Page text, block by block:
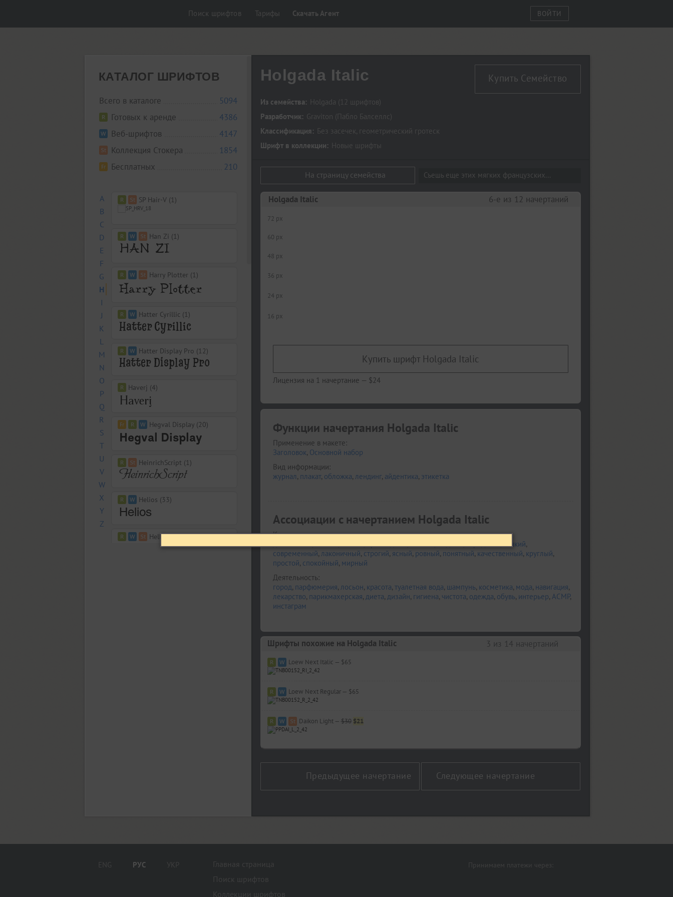
Поиск шрифтов Тарифы Скачать Агент ВОЙТИ
КАТАЛОГ ШРИФТОВ
Всего в каталоге
5094
Готовых к аренде
4386
Веб-шрифтов
4147
Коллекция Стокера
1854
Бесплатных
210
A
B
C
D
E
F
G
H
I
J
K
L
M
N
O
P
Q
R
S
T
U
V
W
X
Y
Z
SP Hair-V (1)
Han Zi (1)
Harry Plotter (1)
Hatter Cyrillic (1)
Hatter Display Pro (12)
Haverj (4)
Hegval Display (20)
HeinrichScript (1)
Helios (33)
Hello January (2)
Homenko (4)
Holgada Italic Купить Семейство
Из семейства: Holgada (12 шрифтов)
Разработчик: Graviton (Пабло Балселлс)
Классификация: Без засечек, геометрический гротеск
Шрифт в коллекции: Новые шрифты
На страницу семейства Съешь еще этих мягких французских...
Holgada Italic 6-е из 12 начертаний
72 px
60 px
48 px
36 px
24 px
16 px
Купить шрифт Holgada Italic
Лицензия на 1 начертание — $24
Функции начертания Holgada Italic
Применение в макете:
Заголовок, Основной набор
Вид информации:
журнал, плакат, обложка, лендинг, айдентика, этикетка
Ассоциации c начертанием Holgada Italic
Качества и характер:
деликатный,чистый,легкий,прохладный,свежий,модный,городской,тонкий,
современный, лаконичный, строгий, ясный, ровный, понятный, качественный, круглый,
простой, спокойный, мирный
Деятельность:
город, парфюмерия, лосьон, красота, туалетная вода, шампунь, косметика, мода, навигация,
лекарство, парикмахерская, диета, дизайн, гигиена, чистота, одежда, обувь, интерьер, АСМР,
инстаграм
Шрифты похожие на Holgada Italic 3 из 14 начертаний
Loew Next Italic — $65
Loew Next Regular — $65
Daikon Light — $30 $21
Предыдущее начертание Следующее начертание
ENG РУС УКР
Главная страница
Поиск шрифтов
Коллекции шрифтов
Принимаем платежи через: